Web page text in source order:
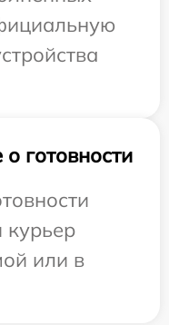
готовности
курьер
или в